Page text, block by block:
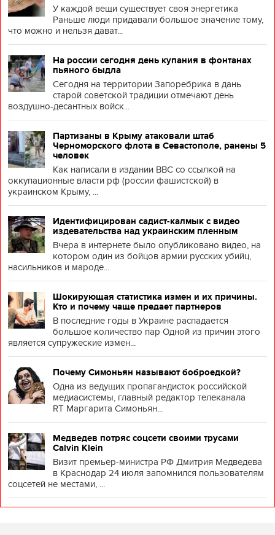
У каждой вещи существует своя энергетика
Раньше люди придавали большое значение тому,
что можно и нельзя дават...
На россии сегодня день купания в фонтанах
пьяного быдла
Сегодня на территории Запоребрика в дань
старой советской традиции отмечают день
воздушно-десантных войск...
Партизаны в Крыму атаковали штаб
Черноморского флота в Севастополе, ранены 5
человек
Как написали в издании BBC со ссылкой на
оккупационные власти рф (россии фашистской) в
украинском Крыму, ...
Идентифицирован садист-калмык с видео
издевательства над украинским пленным
Вчера в интернете было опубликовано видео, на
котором один из бойцов армии русских убийц,
насильников и мароде...
Шокирующая статистика измен и их причины.
Кто и почему чаще предает партнеров
В последние годы в Украине распадается
большое количество пар Одной из причин этого
является супружеские измен...
Почему Симоньян называют боброедкой?
Одна из ведущих пропагандисток российской
медиасистемы, главный редактор телеканала
RT Маргарита Симоньян...
Медведев потряс соцсети своими трусами
Calvin Klein
Визит премьер-министра РФ Дмитрия Медведева
в Краснодар 24 июля запомнился пользователям
соцсетей не местами, ...